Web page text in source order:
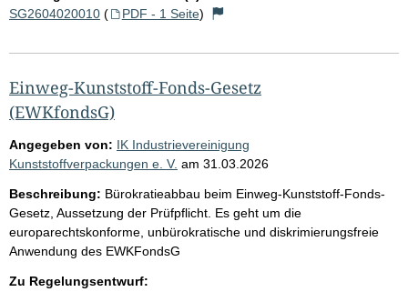
SG2604020010 ( PDF - 1 Seite)
Einweg-Kunststoff-Fonds-Gesetz
(EWKfondsG)
Angegeben von: IK Industrievereinigung
Kunststoffverpackungen e. V. am 31.03.2026
Beschreibung: Bürokratieabbau beim Einweg-Kunststoff-Fonds-
Gesetz, Aussetzung der Prüfpflicht. Es geht um die
europarechtskonforme, unbürokratische und diskrimierungsfreie
Anwendung des EWKFondsG
Zu Regelungsentwurf: